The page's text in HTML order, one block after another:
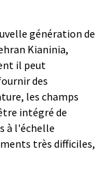
génération de
Kianinia,
il peut
des
les champs
intégré de
à l'échelle
très difficiles,